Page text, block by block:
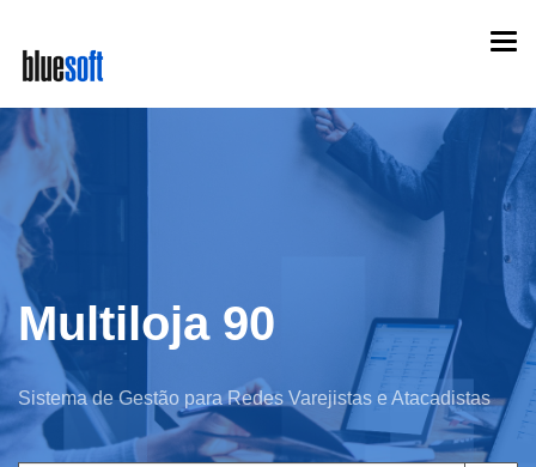
main
content
Multiloja 90
Sistema de Gestão para Redes Varejistas e Atacadistas